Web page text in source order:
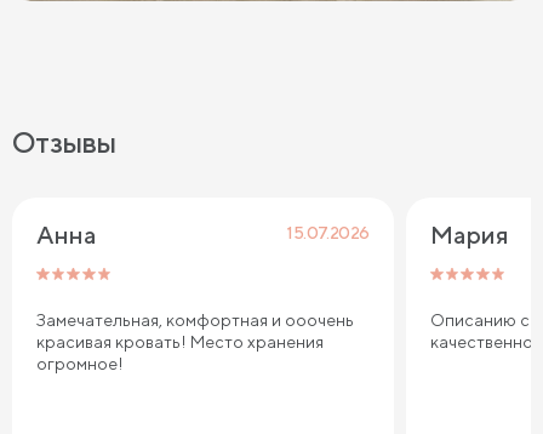
Отзывы
Анна 15.07.2026
Замечательная, комфортная и ооочень
красивая кровать! Место хранения
огромное!
Мария
Описанию
качественно